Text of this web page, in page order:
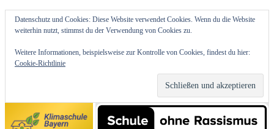
Datenschutz und Cookies: Diese Website verwendet Cookies. Wenn du die Website
weiterhin nutzt, stimmst du der Verwendung von Cookies zu.
Weitere Informationen, beispielsweise zur Kontrolle von Cookies, findest du hier:
Cookie-Richtlinie